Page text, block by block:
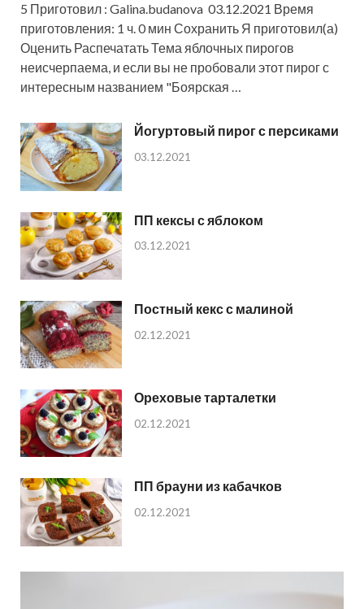
5 Приготовил : Galina.budanova 03.12.2021 Время
приготовления: 1 ч. 0 мин Сохранить Я приготовил(а)
Оценить Распечатать Тема яблочных пирогов
неисчерпаема, и если вы не пробовали этот пирог с
интересным названием "Боярская …
Йогуртовый пирог с персиками
03.12.2021
ПП кексы с яблоком
03.12.2021
Постный кекс с малиной
02.12.2021
Ореховые тарталетки
02.12.2021
ПП брауни из кабачков
02.12.2021